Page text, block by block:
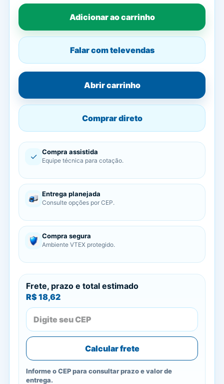
Adicionar ao carrinho
Falar com televendas
Abrir carrinho
Comprar direto
✓ Compra assistida
Equipe técnica para cotação.
Entrega planejada
Consulte opções por CEP.
Compra segura
Ambiente VTEX protegido.
Frete, prazo e total estimado
R$ 18,62
Calcular frete
Informe o CEP para consultar prazo e valor de
entrega.